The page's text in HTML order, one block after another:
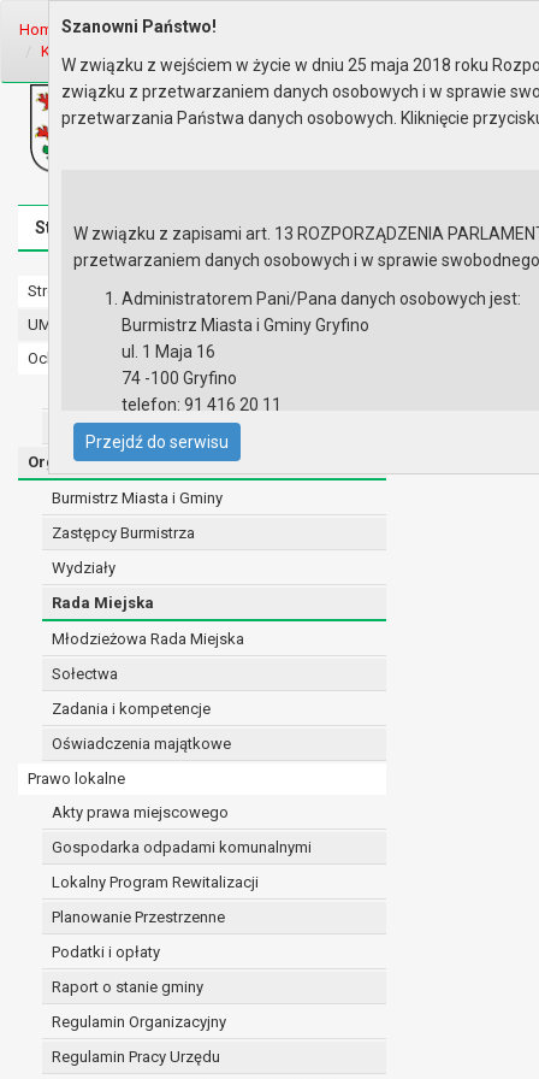
Home Organy Rada Miejska
Komisja Spraw Społecznych i Be..
Biuletyn Informacji Publicznej
Urząd Miasta i Gminy w Gryfinie
Strona główna Mapa serwisu Aktualności
Strona główna
UMiG - telefony wewnętrzne
Ochrona danych osobowych
Urząd Miasta i Gminy w Gryfinie
Straż Miejska
Organy
Burmistrz Miasta i Gminy
Zastępcy Burmistrza
Wydziały
Rada Miejska
Młodzieżowa Rada Miejska
Sołectwa
Zadania i kompetencje
Oświadczenia majątkowe
Prawo lokalne
Akty prawa miejscowego
Gospodarka odpadami komunalnymi
Lokalny Program Rewitalizacji
Planowanie Przestrzenne
Podatki i opłaty
Raport o stanie gminy
Regulamin Organizacyjny
Regulamin Pracy Urzędu
Szanowni Państwo!
W związku z wejściem w życie w dniu 25 maja 2018 roku
związku z przetwarzaniem danych osobowych i w sprawie
przetwarzania Państwa danych osobowych. Kliknięcie
W związku z zapisami art. 13 ROZPORZĄDZENIA
przetwarzaniem danych osobowych i w sprawie
Administratorem Pani/Pana danych osobowych jest:
Burmistrz Miasta i Gminy Gryfino
ul. 1 Maja 16
74 -100 Gryfino
telefon: 91 416 20 11
e-mail:
burmistrz@gryfino.pl
Dane kontaktowe Inspektora Ochrony Danych:
telefon: 91 416 20 11
e-mail:iod@gryfino.pl
Pani/Pana dane osobowe przetwarzane są zgodnie z
realizacji zadań wynikających z przepisów
szeregu ustaw kompetencyjnych
zawarcia i realizacji umów;
ochrony żywotnych interesów osoby, której
w pozostałych przypadkach dane osobowe
W związku z przetwarzaniem danych w celu
osobowych. Odbiorcami mogą być:
Pani/Pana dane osobowe będą przetwarzane przez
przepisy prawa powszechnie obowiązującego.
W przypadku, gdy dane osobowe przetwarzane są na
W przypadku, gdy dane osobowe przetwarzane są w
czasie w zakresie wymaganym przez przepisy prawa
rozliczeniu umowy, do czasu wycofania tej zgody.
Ponadto w przypadku umów o dofinansowanie dane
beneficjentem a określoną instytucją, trwałości
W związku z przetwarzaniem przez administratora
prawo dostępu do treści danych oraz
Przejdź do serwisu